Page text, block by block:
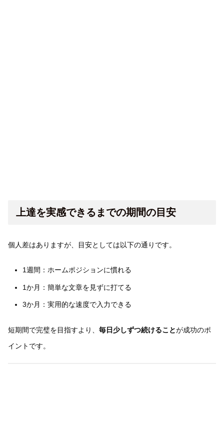
上達を実感できるまでの期間の目安
個人差はありますが、目安としては以下の通りです。
1週間：ホームポジションに慣れる
1か月：簡単な文章を見ずに打てる
3か月：実用的な速度で入力できる
短期間で完璧を目指すより、 毎日少しずつ続けることが成功のポ
イントです。